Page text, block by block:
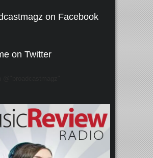
on Facebook
on Twitter